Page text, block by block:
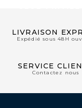
LIVRAISON
Expédié sous 48H
SERVICE
Contactez nous